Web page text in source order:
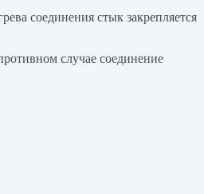
соединения стык закрепляется
случае соединение